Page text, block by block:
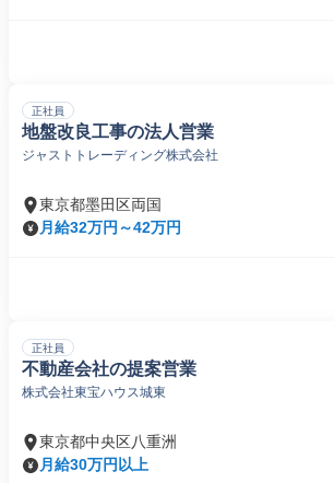
正社員
地盤改良工事の法人営業
ジャストトレーディング株式会社
東京都墨田区両国
月給32万円～42万円
正社員
不動産会社の提案営業
株式会社東宝ハウス城東
東京都中央区八重洲
月給30万円以上